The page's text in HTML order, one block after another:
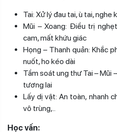
Tai: Xử lý đau tai, ù tai,
Mũi – Xoang: Điều trị
cam, mất khứu giác
Họng – Thanh quản: Khắc
nuốt, ho kéo dài
Tầm soát ung thư Tai – Mũi
tương lai
Lấy dị vật: An toàn, nhanh
vô trùng,..
Học vấn: